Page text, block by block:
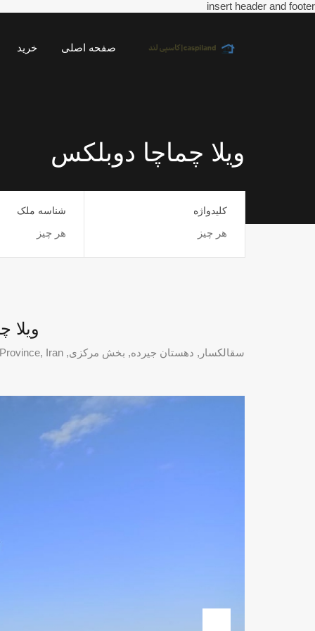
insert header and footer
صفحه اصلی خرید
ویلا چماچا دوبلکس
کلیدواژه شناسه ملک
ویلا
سقالکسار, دهستان جیرده, بخش مرکزی, Shaft County, Gilan Province, Iran